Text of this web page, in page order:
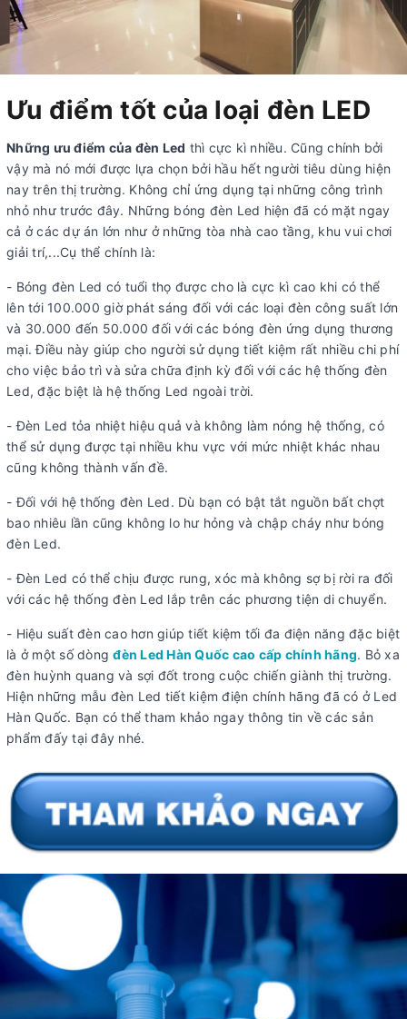
Ưu điểm tốt của loại đèn LED
Những ưu điểm của đèn Led thì cực kì nhiều. Cũng chính bởi
vậy mà nó mới được lựa chọn bởi hầu hết người tiêu dùng hiện
nay trên thị trường. Không chỉ ứng dụng tại những công trình
nhỏ như trước đây. Những bóng đèn Led hiện đã có mặt ngay
cả ở các dự án lớn như ở những tòa nhà cao tầng, khu vui chơi
giải trí,...Cụ thể chính là:
- Bóng đèn Led có tuổi thọ được cho là cực kì cao khi có thể
lên tới 100.000 giờ phát sáng đối với các loại đèn công suất lớn
và 30.000 đến 50.000 đối với các bóng đèn ứng dụng thương
mại. Điều này giúp cho người sử dụng tiết kiệm rất nhiều chi phí
cho việc bảo trì và sửa chữa định kỳ đối với các hệ thống đèn
Led, đặc biệt là hệ thống Led ngoài trời.
- Đèn Led tỏa nhiệt hiệu quả và không làm nóng hệ thống, có
thể sử dụng được tại nhiều khu vực với mức nhiệt khác nhau
cũng không thành vấn đề.
- Đối với hệ thống đèn Led. Dù bạn có bật tắt nguồn bất chợt
bao nhiêu lần cũng không lo hư hỏng và chập cháy như bóng
đèn Led.
- Đèn Led có thể chịu được rung, xóc mà không sợ bị rời ra đối
với các hệ thống đèn Led lắp trên các phương tiện di chuyển.
- Hiệu suất đèn cao hơn giúp tiết kiệm tối đa điện năng đặc biệt
là ở một số dòngđèn Led Hàn Quốc cao cấp chính hãng. Bỏ xa
đèn huỳnh quang và sợi đốt trong cuộc chiến giành thị trường.
Hiện những mẫu đèn Led tiết kiệm điện chính hãng đã có ở Led
Hàn Quốc. Bạn có thể tham khảo ngay thông tin về các sản
phẩm đấy tại đây nhé.